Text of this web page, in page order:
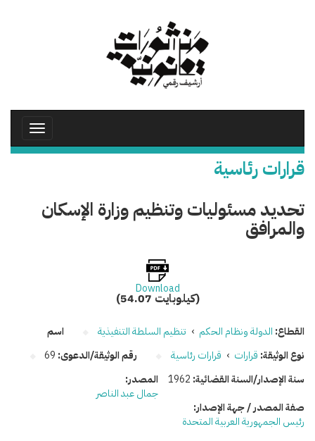
Toggle
قرارات رئاسية
تحديد مسئوليات وتنظيم وزارة الإسكان
والمرافق
Download
(54.07 كيلوبايت)
القطاع: الدولة ونظام الحكم › تنظيم السلطة التنفيذية
نوع الوثيقة: قرارات › قرارات رئاسية رقم الوثيقة/الدعوى: 69
سنة الإصدار/السنة القضائية: 1962
اسم
المصدر:
جمال عبد الناصر
صفة المصدر / جهة الإصدار:
رئيس الجمهورية العربية المتحدة